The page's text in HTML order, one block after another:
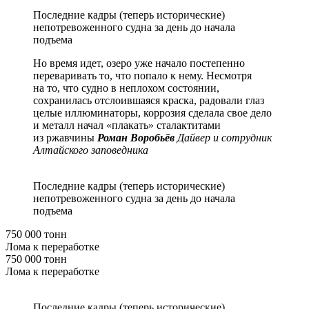
Последние кадры (теперь исторические)
непотревоженного судна за день до начала
подъема
Но время идет, озеро уже начало постепенно
переваривать то, что попало к нему. Несмотря
на то, что судно в неплохом состоянии,
сохранилась отслоившаяся краска, радовали глаз
целые иллюминаторы, коррозия сделала свое дело
и металл начал «плакать» сталактитами
из ржавчины Роман Воробьёв Дайвер и сотрудник
Алтайского заповедника
Последние кадры (теперь исторические)
непотревоженного судна за день до начала
подъема
750 000 тонн
Лома к переработке
750 000 тонн
Лома к переработке